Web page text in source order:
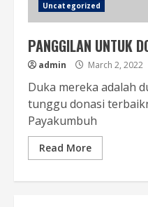
Uncategorized
PANGGILAN UNTUK
admin March 2, 2022
Duka mereka adalah
tunggu donasi
Payakumbuh
Read More